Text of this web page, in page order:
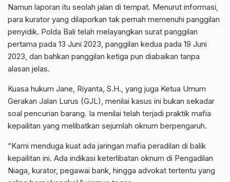
Namun laporan itu seolah jalan di tempat. Menurut informasi,
para kurator yang dilaporkan tak pernah memenuhi panggilan
penyidik. Polda Bali telah melayangkan surat panggilan
pertama pada 13 Juni 2023, panggilan kedua pada 19 Juni
2023, dan bahkan panggilan ketiga pun diabaikan tanpa
alasan jelas.
Kuasa hukum Jane, Riyanta, S.H., yang juga Ketua Umum
Gerakan Jalan Lurus (GJL), menilai kasus ini bukan sekadar
soal pencurian barang. Ia menilai telah terjadi praktik mafia
kepailitan yang melibatkan sejumlah oknum berpengaruh.
“Kami menduga kuat ada jaringan mafia peradilan di balik
kepailitan ini. Ada indikasi keterlibatan oknum di Pengadilan
Niaga, kurator, pegawai bank, hingga advokat tertentu yang